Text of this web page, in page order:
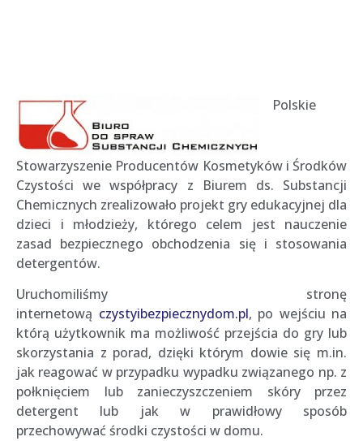
Polskie
Stowarzyszenie Producentów Kosmetyków i Środków
Czystości we współpracy z Biurem ds. Substancji
Chemicznych zrealizowało projekt gry edukacyjnej dla
dzieci i młodzieży, którego celem jest nauczenie
zasad bezpiecznego obchodzenia się i stosowania
detergentów.
Uruchomiliśmy stronę
internetową czystyibezpiecznydom.pl, po wejściu na
którą użytkownik ma możliwość przejścia do gry lub
skorzystania z porad, dzięki którym dowie się m.in.
jak reagować w przypadku wypadku związanego np. z
połknięciem lub zanieczyszczeniem skóry przez
detergent lub jak w prawidłowy sposób
przechowywać środki czystości w domu.